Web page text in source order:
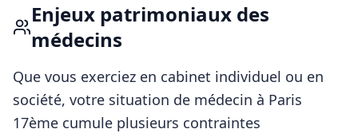
Enjeux patrimoniaux des
médecins
Que vous exerciez en cabinet individuel ou en
société, votre situation de médecin à Paris
17ème cumule plusieurs contraintes